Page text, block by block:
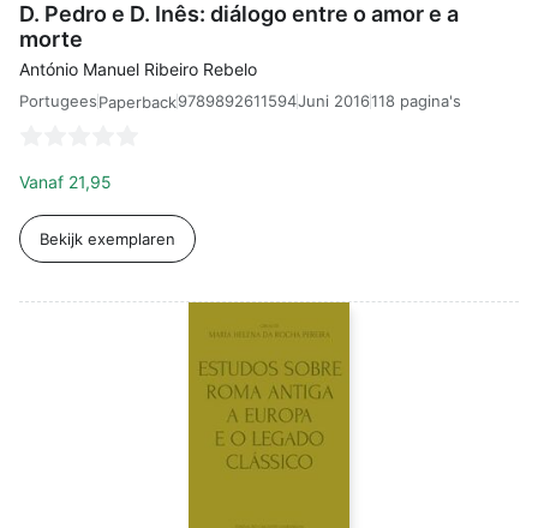
D. Pedro e D. Inês: diálogo entre o amor e a
morte
António Manuel Ribeiro Rebelo
PortugeesPaperback9789892611594Juni 2016118 pagina's
Vanaf 21,95
Bekijk exemplaren